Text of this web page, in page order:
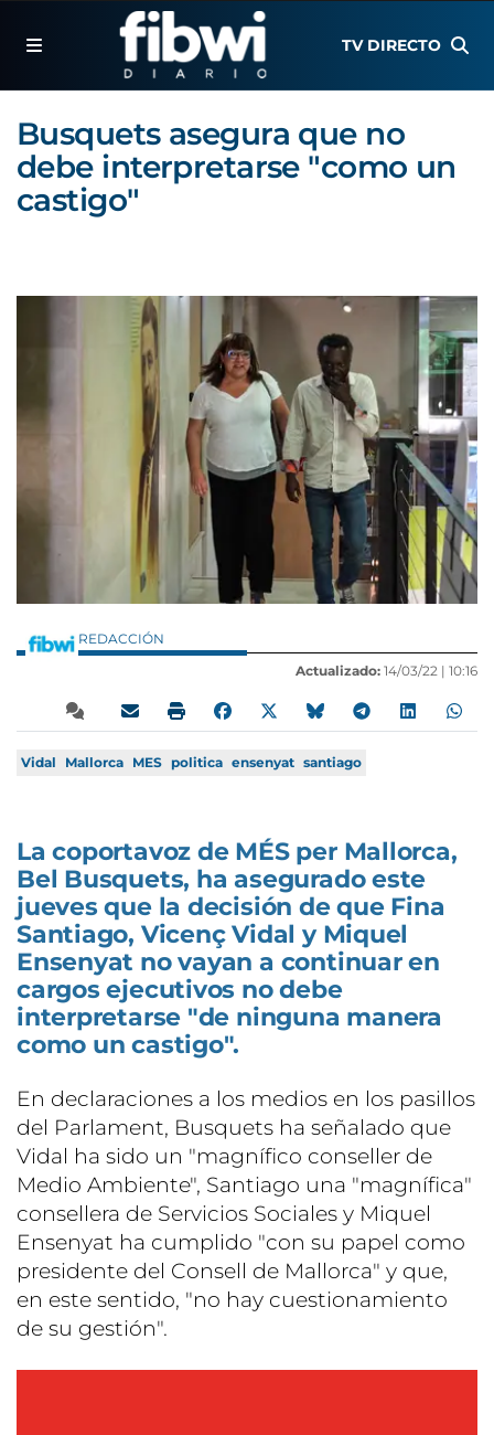
TV DIRECTO
Busquets asegura que no
debe interpretarse "como un
castigo"
REDACCIÓN
Actualizado: 14/03/22 | 10:16
Vidal Mallorca MES politica ensenyat santiago
La coportavoz de MÉS per Mallorca,
Bel Busquets, ha asegurado este
jueves que la decisión de que Fina
Santiago, Vicenç Vidal y Miquel
Ensenyat no vayan a continuar en
cargos ejecutivos no debe
interpretarse "de ninguna manera
como un castigo".
En declaraciones a los medios en los pasillos
del Parlament, Busquets ha señalado que
Vidal ha sido un "magnífico conseller de
Medio Ambiente", Santiago una "magnífica"
consellera de Servicios Sociales y Miquel
Ensenyat ha cumplido "con su papel como
presidente del Consell de Mallorca" y que,
en este sentido, "no hay cuestionamiento
de su gestión".